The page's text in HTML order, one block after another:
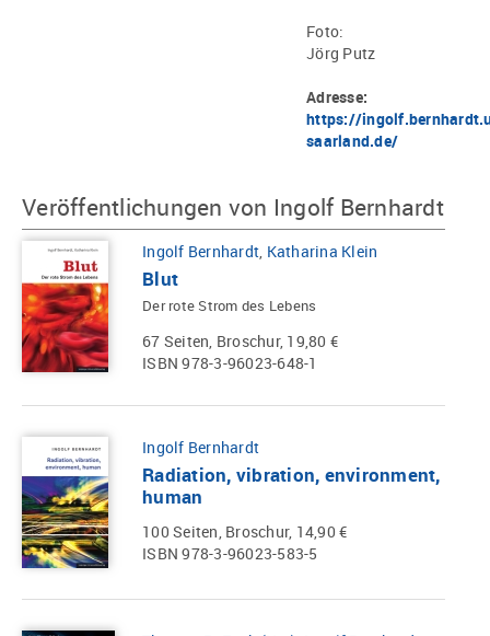
Foto:
Jörg Putz
Adresse:
https://
saarland.de/
Veröffentlichungen von Ingolf Bernhardt
Ingolf Bernhardt, Katharina Klein
Blut
Der rote Strom des Lebens
67 Seiten, Broschur, 19,80 €
ISBN 978-3-96023-648-1
Ingolf Bernhardt
Radiation, vibration, environment,
human
100 Seiten, Broschur, 14,90 €
ISBN 978-3-96023-583-5